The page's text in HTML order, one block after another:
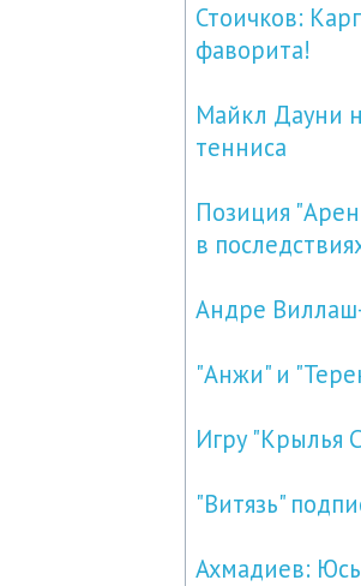
Стоичков:
фаворита!
Майкл Дауни
тенниса
Позиция
в
Андре
"Анжи" и
Игру "Крылья
"Витязь"
Ахмадиев: